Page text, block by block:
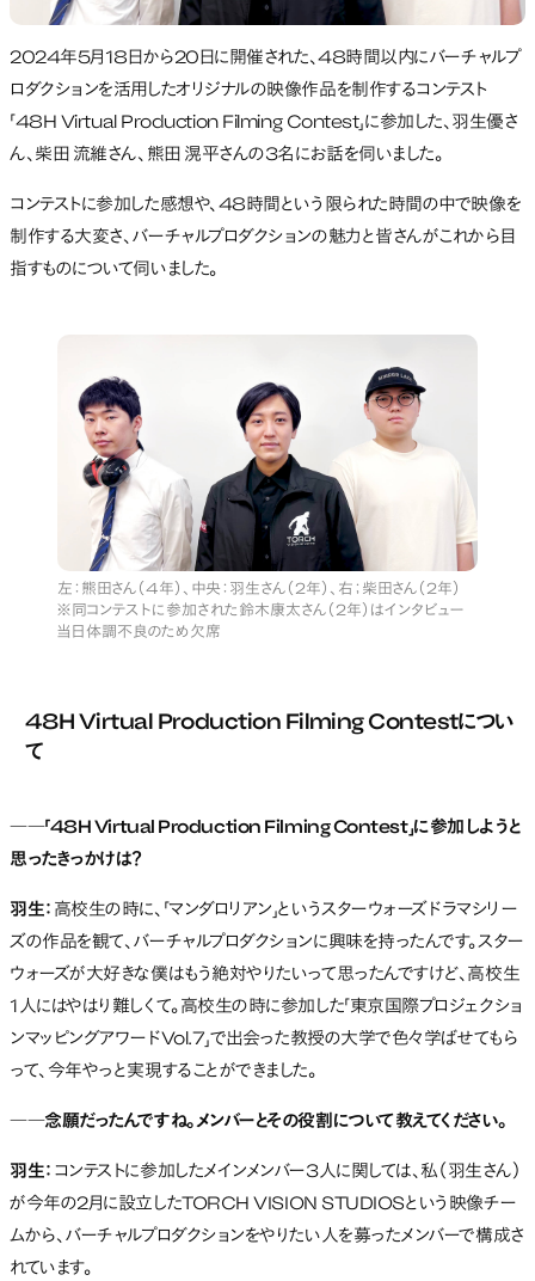
2024年5月18日から20日に開催された、48時間以内にバーチャルプ
ロダクションを活用したオリジナルの映像作品を制作するコンテスト
「48H Virtual Production Filming Contest」に参加した、羽生優さ
ん、柴田 流維さん、熊田 滉平さんの3名にお話を伺いました。
コンテストに参加した感想や、48時間という限られた時間の中で映像を
制作する大変さ、バーチャルプロダクションの魅力と皆さんがこれから目
指すものについて伺いました。
左：熊田さん（4年）、中央：羽生さん（2年）、右；柴田さん（2年）
※同コンテストに参加された鈴木康太さん（2年）はインタビュー
当日体調不良のため欠席
48H Virtual Production Filming Contestについ
て
――「48H Virtual Production Filming Contest」に参加しようと
思ったきっかけは？
羽生： 高校生の時に、「マンダロリアン」というスターウォーズドラマシリー
ズの作品を観て、バーチャルプロダクションに興味を持ったんです。スター
ウォーズが大好きな僕はもう絶対やりたいって思ったんですけど、高校生
1人にはやはり難しくて。高校生の時に参加した「東京国際プロジェクショ
ンマッピングアワードVol.7」で出会った教授の大学で色々学ばせてもら
って、今年やっと実現することができました。
――念願だったんですね。メンバーとその役割について教えてください。
羽生： コンテストに参加したメインメンバー3人に関しては、私（羽生さん）
が今年の2月に設立したTORCH VISION STUDIOSという映像チー
ムから、バーチャルプロダクションをやりたい人を募ったメンバーで構成さ
れています。